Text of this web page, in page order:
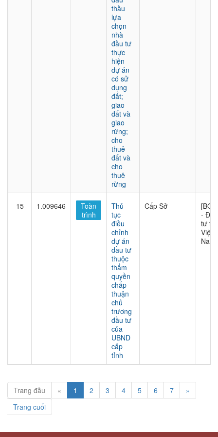
thầu
lựa
chọn
nhà
đầu tư
thực
hiện
dự án
có sử
dụng
đất;
giao
đất và
giao
rừng;
cho
thuê
đất và
cho
thuê
rừng
15 1.009646
Toàn
trình
Thủ
tục
điều
chỉnh
dự án
đầu tư
thuộc
thẩm
quyền
chấp
thuận
chủ
trương
đầu tư
của
UBND
cấp
tỉnh
Cấp Sở
[BQL]
- Đầu
tư tại
Việt
Nam
Trang đầu « 1 2 3 4 5 6 7
»
Trang cuối